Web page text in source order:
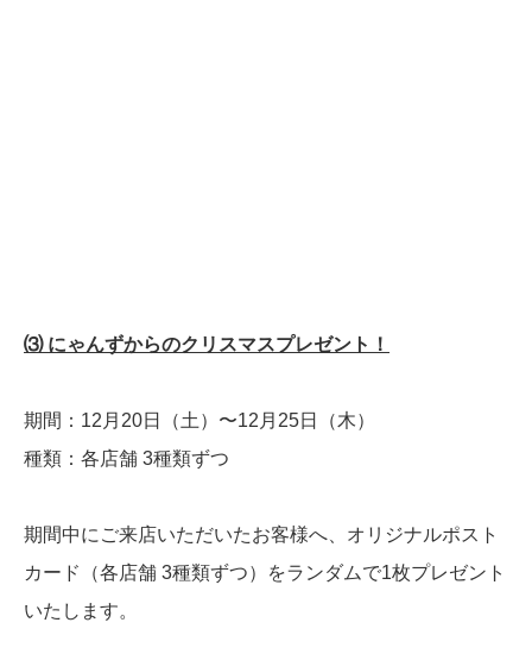
⑶ にゃんずからのクリスマスプレゼント！
期間：12月20日（土）〜12月25日（木）
種類：各店舗 3種類ずつ
期間中にご来店いただいたお客様へ、オリジナルポスト
カード（各店舗 3種類ずつ）をランダムで1枚プレゼント
いたします。